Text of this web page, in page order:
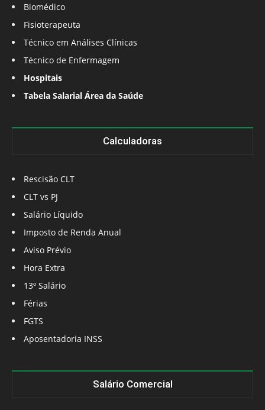
Biomédico
Fisioterapeuta
Técnico em Análises Clínicas
Técnico de Enfermagem
Hospitais
Tabela Salarial Área da Saúde
Calculadoras
Rescisão CLT
CLT vs PJ
Salário Líquido
Imposto de Renda Anual
Aviso Prévio
Hora Extra
13º Salário
Férias
FGTS
Aposentadoria INSS
Salário Comercial